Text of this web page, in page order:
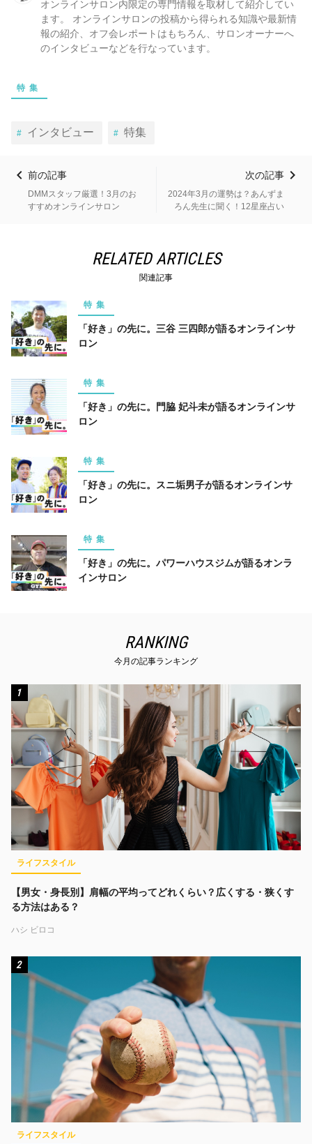
オンラインサロン内限定の専門情報を取材して紹介してい
ます。 オンラインサロンの投稿から得られる知識や最新情
報の紹介、オフ会レポートはもちろん、サロンオーナーへ
のインタビューなどを行なっています。
特集
インタビュー 特集
前の記事
DMMスタッフ厳選！3月のお
すすめオンラインサロン
次の記事
2024年3月の運勢は？あんずま
ろん先生に聞く！12星座占い
RELATED ARTICLES
関連記事
特集
「好き」の先に。三谷 三四郎が語るオンラインサ
ロン
特集
「好き」の先に。門脇 妃斗未が語るオンラインサ
ロン
特集
「好き」の先に。スニ垢男子が語るオンラインサ
ロン
特集
「好き」の先に。パワーハウスジムが語るオンラ
インサロン
RANKING
今月の記事ランキング
1
ライフスタイル
【男女・身長別】肩幅の平均ってどれくらい？広くする・狭くす
る方法はある？
ハシ ビロコ
2
ライフスタイル